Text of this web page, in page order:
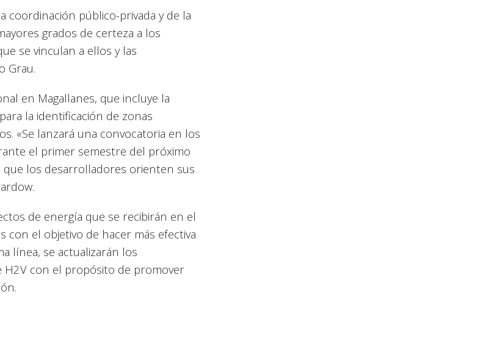
coordinación público-privada y de la
grados de certeza a los
se vinculan a ellos y las
Grau.
en Magallanes, que incluye la
la identificación de zonas
«Se lanzará una convocatoria en los
el primer semestre del próximo
que los desarrolladores orienten sus
de energía que se recibirán en el
con el objetivo de hacer más efectiva
línea, se actualizarán los
H2V con el propósito de promover